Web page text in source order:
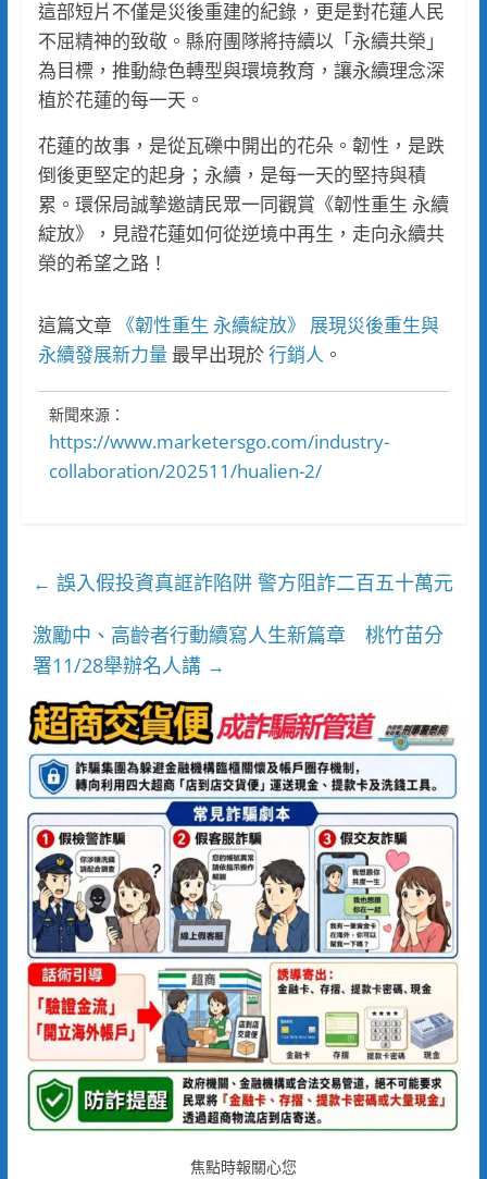
這部短片不僅是災後重建的紀錄，更是對花蓮人民
不屈精神的致敬。縣府團隊將持續以「永續共榮」
為目標，推動綠色轉型與環境教育，讓永續理念深
植於花蓮的每一天。
花蓮的故事，是從瓦礫中開出的花朵。韌性，是跌
倒後更堅定的起身；永續，是每一天的堅持與積
累。環保局誠摯邀請民眾一同觀賞《韌性重生 永續
綻放》，見證花蓮如何從逆境中再生，走向永續共
榮的希望之路！
這篇文章 《韌性重生 永續綻放》 展現災後重生與
永續發展新力量最早出現於行銷人 。
新聞來源：
https://www.marketersgo.com/industry-
collaboration/202511/hualien-2/
← 誤入假投資真誆詐陷阱 警方阻詐二百五十萬元
激勵中、高齡者行動續寫人生新篇章 桃竹苗分
署11/28舉辦名人講 →
焦點時報關心您